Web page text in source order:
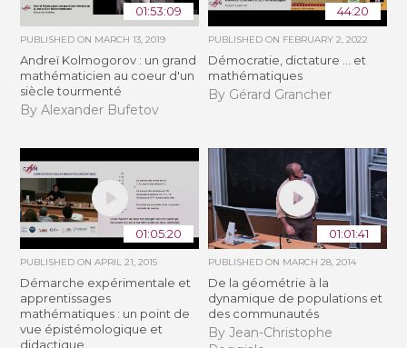
01:53:09
PUBLISHED ON MARCH 13, 2019
Andreï Kolmogorov : un grand
mathématicien au coeur d'un
siècle tourmenté
By Alexander Bufetov
44:20
PUBLISHED ON FEBRUARY 2, 2022
Démocratie, dictature ... et
mathématiques
By Gérard Grancher
01:05:20
PUBLISHED ONAPRIL 21, 2015
Démarche expérimentale et
apprentissages
mathématiques : un point de
vue épistémologique et
didactique
01:01:41
PUBLISHED ON MARCH 28, 2014
De la géométrie à la
dynamique de populations et
des communautés
By Jean-Christophe